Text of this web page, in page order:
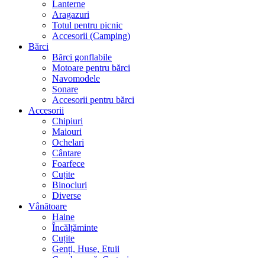
Lanterne
Aragazuri
Totul pentru picnic
Accesorii (Camping)
Bărci
Bărci gonflabile
Motoare pentru bărci
Navomodele
Sonare
Accesorii pentru bărci
Accesorii
Chipiuri
Maiouri
Ochelari
Cântare
Foarfece
Cuțite
Binocluri
Diverse
Vânătoare
Haine
Încălțăminte
Cuțite
Genți, Huse, Etuii